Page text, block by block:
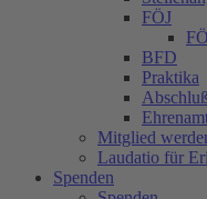
FÖJ
BFD
Praktika
Mitglied
Laudatio für
Spenden